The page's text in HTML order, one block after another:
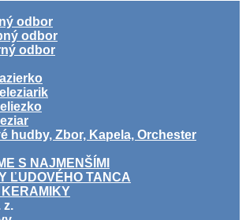
odbor
odbor
odbor
hudby, Zbor, Kapela, Orchester
S NAJMENŠÍMI
ĽUDOVÉHO TANCA
KERAMIKY
z.